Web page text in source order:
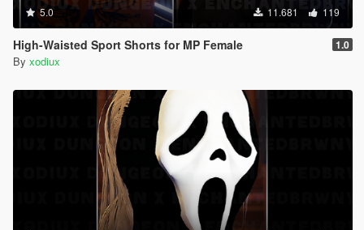
5.0 11.681 119
High-Waisted Sport Shorts for MP Female 1.0
By xodiux